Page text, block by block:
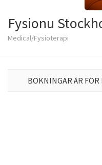
Fysionu
Medical/Fysioterapi
BOKNINGAR ÄR